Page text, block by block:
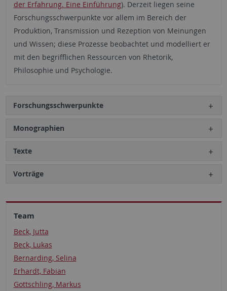
der Erfahrung. Eine Einführung). Derzeit liegen seine
Forschungsschwerpunkte vor allem im Bereich der
Produktion, Transmission und Rezeption von Meinungen
und Wissen; diese Prozesse beobachtet und modelliert er
mit den begrifflichen Ressourcen von Rhetorik,
Philosophie und Psychologie.
Forschungsschwerpunkte
Monographien
Texte
Vorträge
Team
Beck, Jutta
Beck, Lukas
Bernarding, Selina
Erhardt, Fabian
Gottschling, Markus